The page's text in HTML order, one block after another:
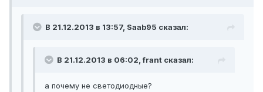
В 21.12.2013 в 13:57, Saab95 сказал:
В 21.12.2013 в 06:02, frant сказал:
а почему не светодиодные?